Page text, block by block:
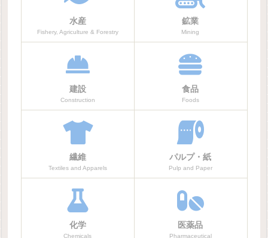
水産
Fishery, Agriculture & Forestry
鉱業
Mining
建設
Construction
食品
Foods
繊維
Textiles and Apparels
パルプ・紙
Pulp and Paper
化学
Chemicals
医薬品
Pharmaceutical